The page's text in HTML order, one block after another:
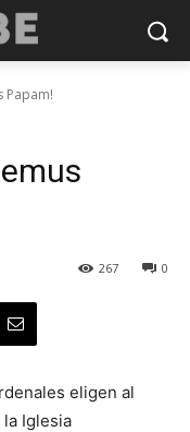
Papam!
0
267
eligen al
Iglesia